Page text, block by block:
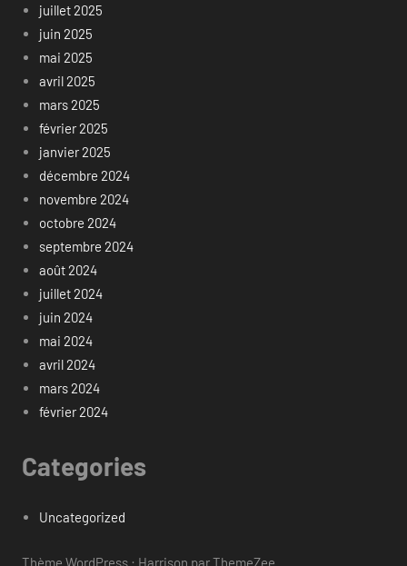
juillet 2025
juin 2025
mai 2025
avril 2025
mars 2025
février 2025
janvier 2025
décembre 2024
novembre 2024
octobre 2024
septembre 2024
août 2024
juillet 2024
juin 2024
mai 2024
avril 2024
mars 2024
février 2024
Categories
Uncategorized
Thème WordPress : Harrison par ThemeZee.